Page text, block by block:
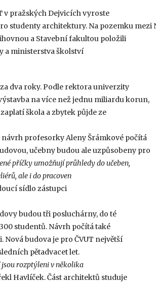
v pražských Dejvicích vyroste
studenty architektury. Na pozemku mezi
a Stavební fakultou položili
a ministerstva školství
dva roky. Podle rektora univerzity
na více než jednu miliardu korun,
škola a zbytek půjde ze
profesorky Aleny Šrámkové počítá
učebny budou ale uzpůsobeny pro
příčky umožňují průhledy do učeben,
ale i do pracoven
sídlo zástupci
budou tři posluchárny, do té
studentů. Návrh počítá také
budova je pro ČVUT největší
pětadvacet let.
rozptýleni v několika
Havlíček. Část architektů studuje